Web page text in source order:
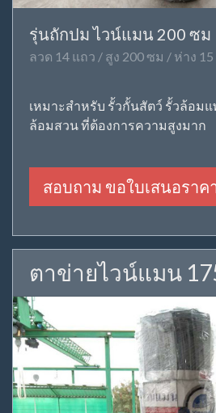
รุ่นถักปม ไวน์แมน 200 ซม
ลวด 14 แถว / สูง 200 ซม / ห่าง
เหมาะสำหรับ รั้วกั้นสัตว์ รั้วล้อม
ล้อมสวน ที่ต้องการความสูงมาก
สอบถาม ขอใบเสนอราค
ตาข่ายไวน์แมน